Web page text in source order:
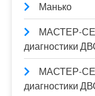
Манько
МАСТЕР-
диагностики
МАСТЕР-
диагностики